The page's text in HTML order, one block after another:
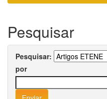
Pesquisar
Pesquisar:
por